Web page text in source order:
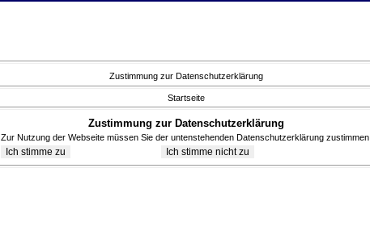
Zustimmung zur Datenschutzerklärung
Startseite
Zustimmung zur Datenschutzerklärung
Zur Nutzung der Webseite müssen Sie der untenstehenden Datenschutzerklärung zustimmen.